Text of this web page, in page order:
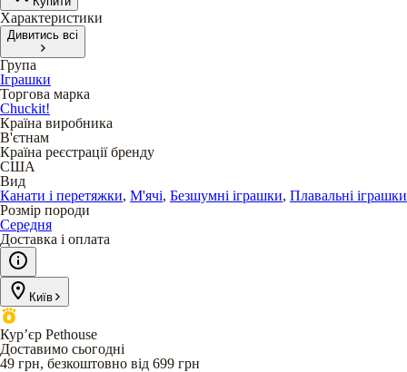
Характеристики
Дивитись всі
Група
Іграшки
Торгова марка
Chuckit!
Країна виробника
В'єтнам
Країна реєстрації бренду
США
Вид
Канати і перетяжки, М'ячі, Безшумні іграшки, Плавальні іграшки
Розмір породи
Середня
Доставка і оплата
Київ
Кур’єр Pethouse
Доставимо сьогодні
49 грн, безкоштовно від 699 грн